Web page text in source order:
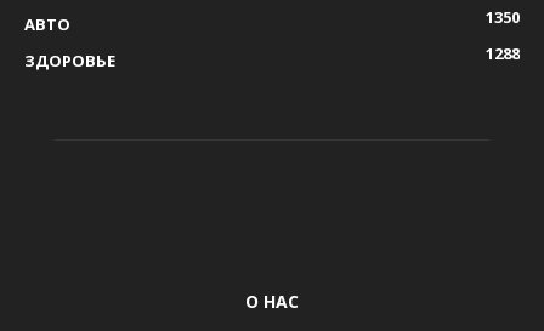
АВТО
1350
ЗДОРОВЬЕ
1288
О НАС